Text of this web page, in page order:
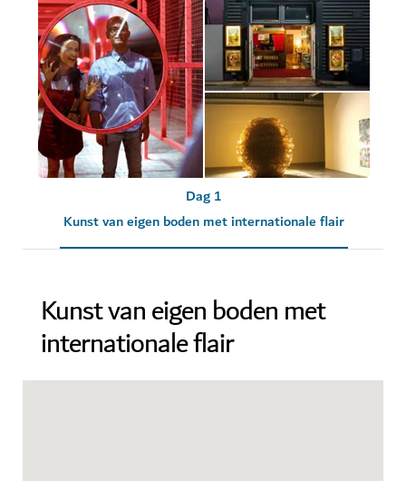
Dag 1
Kunst van eigen boden met internationale flair
Kunst van eigen boden met
internationale flair